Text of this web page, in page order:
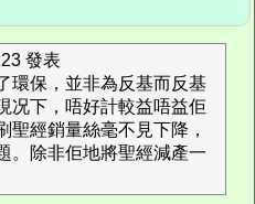
發表
環保，並非為反基而反基
况下，唔好計較益唔益佢
聖經銷量絲毫不見下降，
。除非佢地將聖經減產一